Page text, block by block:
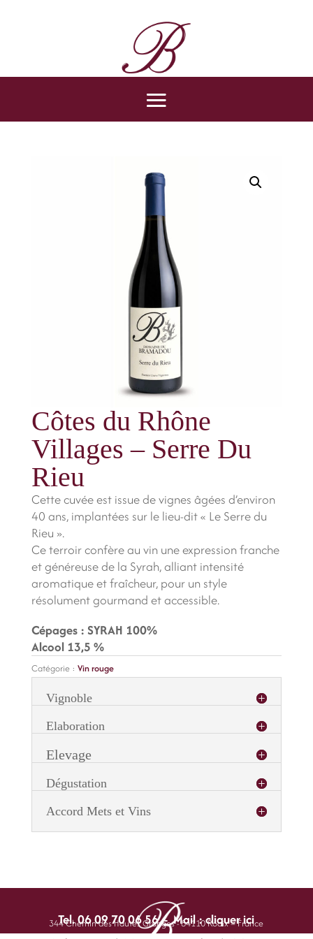
Côtes du Rhône
Villages – Serre Du
Rieu
Cette cuvée est issue de vignes âgées d’environ
40 ans, implantées sur le lieu-dit « Le Serre du
Rieu ».
Ce terroir confère au vin une expression franche
et généreuse de la Syrah, alliant intensité
aromatique et fraîcheur, pour un style
résolument gourmand et accessible.
Cépages : SYRAH 100%
Alcool 13,5 %
Catégorie : Vin rouge
Vignoble
Elaboration
Elevage
Dégustation
Accord Mets et Vins
344 Chemin des Hautes Granges - 84110 Roaix – France
Tel. 06 09 70 06 56 - Mail :cliquer ici